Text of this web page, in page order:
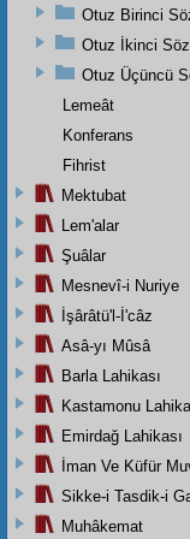
Otuz Birinci
Otuz İkinci Söz
Otuz Üçüncü
Lemeât
Konferans
Fihrist
Mektubat
Lem'alar
Şuâlar
Mesnevî-i Nuriye
İşârâtü'l-İ'câz
Asâ-yı Mûsâ
Barla Lahikası
Kastamonu
Emirdağ Lahikası
İman Ve Küfür
Sikke-i Tasdik-i
Muhâkemat